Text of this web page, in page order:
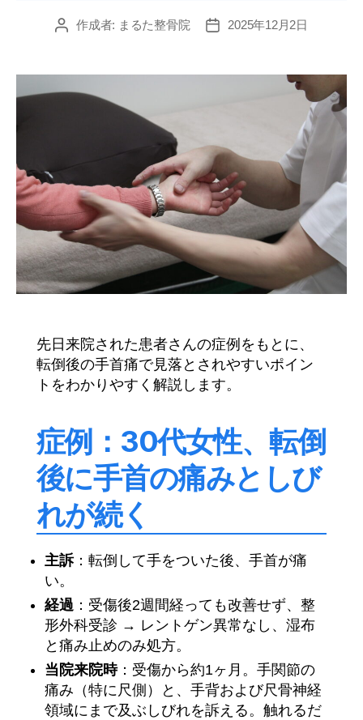
投 作成者: まるた整骨院
投
2025年12月2日
先日来院された患者さんの症例をもとに、
転倒後の手首痛で見落とされやすいポイン
トをわかりやすく解説します。
症例：30代女性、転倒
後に手首の痛みとしび
れが続く
主訴：転倒して手をついた後、手首が痛
い。
経過：受傷後2週間経っても改善せず、整
形外科受診 → レントゲン異常なし、湿布
と痛み止めのみ処方。
当院来院時：受傷から約1ヶ月。手関節の
痛み（特に尺側）と、手背および尺骨神経
領域にまで及ぶしびれを訴える。触れるだ